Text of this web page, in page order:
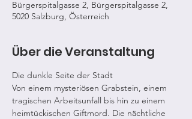
Bürgerspitalgasse 2, Bürgerspitalgasse 2,
5020 Salzburg, Österreich
Über die Veranstaltung
Die dunkle Seite der Stadt
Von einem mysteriösen Grabstein, einem
tragischen Arbeitsunfall bis hin zu einem
heimtückischen Giftmord. Die nächtliche